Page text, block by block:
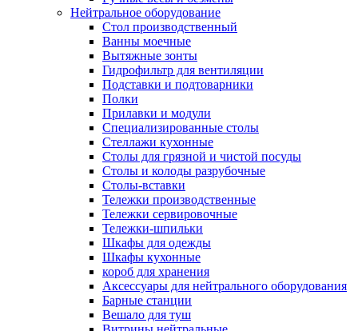
Нейтральное оборудование
Cтол производственный
Ванны моечные
Вытяжные зонты
Гидрофильтр для вентиляции
Подставки и подтоварники
Полки
Прилавки и модули
Специализированные столы
Стеллажи кухонные
Столы для грязной и чистой посуды
Столы и колоды разрубочные
Столы-вставки
Тележки производственные
Тележки сервировочные
Тележки-шпильки
Шкафы для одежды
Шкафы кухонные
короб для хранения
Аксессуары для нейтрального оборудования
Барные станции
Вешало для туш